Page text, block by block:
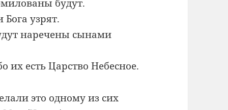
будут.
узрят.
наречены сынами
есть Царство Небесное.
это одному из сих